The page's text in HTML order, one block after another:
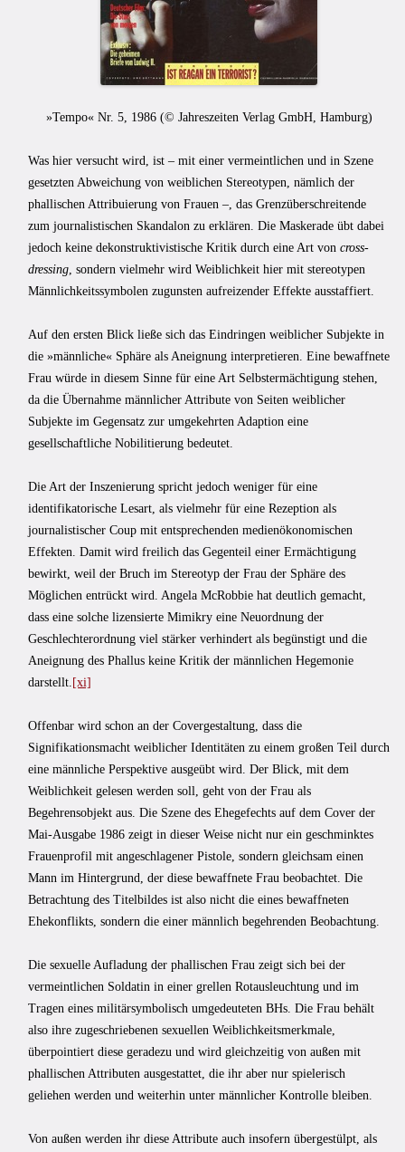
»Tempo« Nr. 5, 1986 (© Jahreszeiten Verlag GmbH, Hamburg)
Was hier versucht wird, ist – mit einer vermeintlichen und in Szene
gesetzten Abweichung von weiblichen Stereotypen, nämlich der
phallischen Attribuierung von Frauen –, das Grenzüberschreitende
zum journalistischen Skandalon zu erklären. Die Maskerade übt dabei
jedoch keine dekonstruktivistische Kritik durch eine Art von cross-
dressing , sondern vielmehr wird Weiblichkeit hier mit stereotypen
Männlichkeitssymbolen zugunsten aufreizender Effekte ausstaffiert.
Auf den ersten Blick ließe sich das Eindringen weiblicher Subjekte in
die »männliche« Sphäre als Aneignung interpretieren. Eine bewaffnete
Frau würde in diesem Sinne für eine Art Selbstermächtigung stehen,
da die Übernahme männlicher Attribute von Seiten weiblicher
Subjekte im Gegensatz zur umgekehrten Adaption eine
gesellschaftliche Nobilitierung bedeutet.
Die Art der Inszenierung spricht jedoch weniger für eine
identifikatorische Lesart, als vielmehr für eine Rezeption als
journalistischer Coup mit entsprechenden medienökonomischen
Effekten. Damit wird freilich das Gegenteil einer Ermächtigung
bewirkt, weil der Bruch im Stereotyp der Frau der Sphäre des
Möglichen entrückt wird. Angela McRobbie hat deutlich gemacht,
dass eine solche lizensierte Mimikry eine Neuordnung der
Geschlechterordnung viel stärker verhindert als begünstigt und die
Aneignung des Phallus keine Kritik der männlichen Hegemonie
darstellt. [xi]
Offenbar wird schon an der Covergestaltung, dass die
Signifikationsmacht weiblicher Identitäten zu einem großen Teil durch
eine männliche Perspektive ausgeübt wird. Der Blick, mit dem
Weiblichkeit gelesen werden soll, geht von der Frau als
Begehrensobjekt aus. Die Szene des Ehegefechts auf dem Cover der
Mai-Ausgabe 1986 zeigt in dieser Weise nicht nur ein geschminktes
Frauenprofil mit angeschlagener Pistole, sondern gleichsam einen
Mann im Hintergrund, der diese bewaffnete Frau beobachtet. Die
Betrachtung des Titelbildes ist also nicht die eines bewaffneten
Ehekonflikts, sondern die einer männlich begehrenden Beobachtung.
Die sexuelle Aufladung der phallischen Frau zeigt sich bei der
vermeintlichen Soldatin in einer grellen Rotausleuchtung und im
Tragen eines militärsymbolisch umgedeuteten BHs. Die Frau behält
also ihre zugeschriebenen sexuellen Weiblichkeitsmerkmale,
überpointiert diese geradezu und wird gleichzeitig von außen mit
phallischen Attributen ausgestattet, die ihr aber nur spielerisch
geliehen werden und weiterhin unter männlicher Kontrolle bleiben.
Von außen werden ihr diese Attribute auch insofern übergestülpt, als